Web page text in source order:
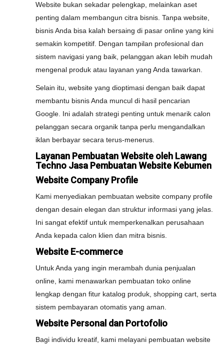
Website bukan sekadar pelengkap, melainkan aset
penting dalam membangun citra bisnis. Tanpa website,
bisnis Anda bisa kalah bersaing di pasar online yang kini
semakin kompetitif. Dengan tampilan profesional dan
sistem navigasi yang baik, pelanggan akan lebih mudah
mengenal produk atau layanan yang Anda tawarkan.
Selain itu, website yang dioptimasi dengan baik dapat
membantu bisnis Anda muncul di hasil pencarian
Google. Ini adalah strategi penting untuk menarik calon
pelanggan secara organik tanpa perlu mengandalkan
iklan berbayar secara terus-menerus.
Layanan Pembuatan Website oleh Lawang
Techno Jasa Pembuatan Website Kebumen
Website Company Profile
Kami menyediakan pembuatan website company profile
dengan desain elegan dan struktur informasi yang jelas.
Ini sangat efektif untuk memperkenalkan perusahaan
Anda kepada calon klien dan mitra bisnis.
Website E-commerce
Untuk Anda yang ingin merambah dunia penjualan
online, kami menawarkan pembuatan toko online
lengkap dengan fitur katalog produk, shopping cart, serta
sistem pembayaran otomatis yang aman.
Website Personal dan Portofolio
Bagi individu kreatif, kami melayani pembuatan website